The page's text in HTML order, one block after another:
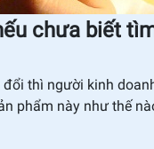
chưa biết
thì người kinh
phẩm này như thế